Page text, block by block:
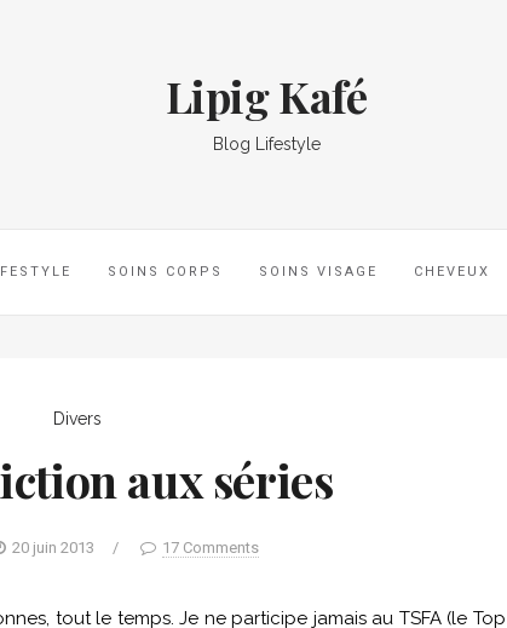
Lipig Kafé
Blog Lifestyle
SOINS CORPS SOINS VISAGE CHEVEUX
Divers
aux séries
20 juin 2013 / 17 Comments
tout le temps. Je ne participe jamais au TSFA (le Top